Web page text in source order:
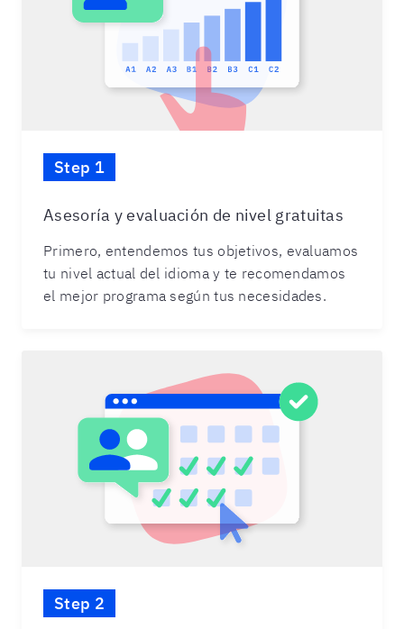
Step 1
Asesoría y evaluación de nivel gratuitas
Primero, entendemos tus objetivos, evaluamos
tu nivel actual del idioma y te recomendamos
el mejor programa según tus necesidades.
Step 2